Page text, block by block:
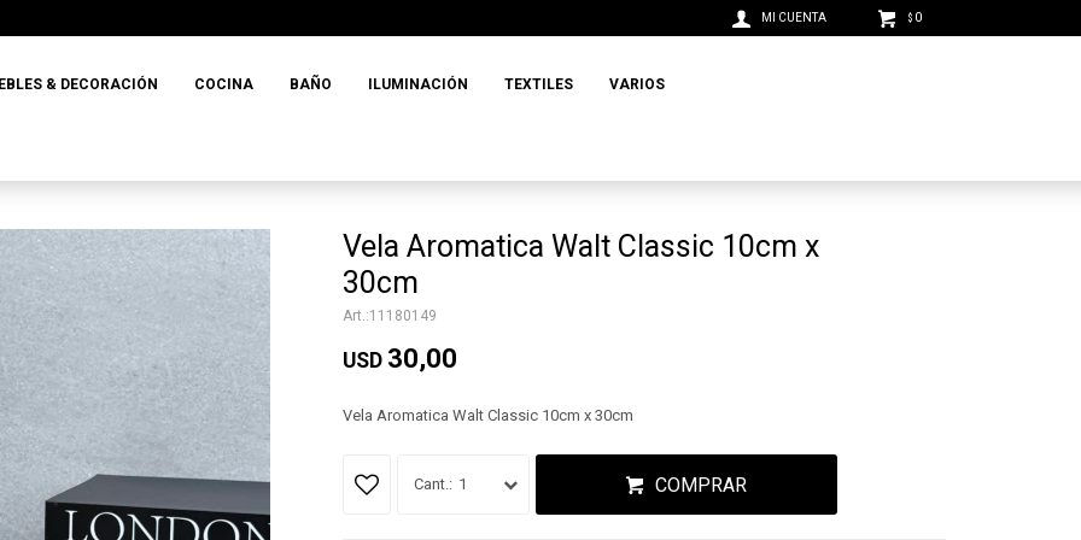
& DECORACIÓN COCINA BAÑO ILUMINACIÓN TEXTILES VARIOS
$ 0
Vela Aromatica Walt Classic 10cm x
30cm
11180149
USD 30,00
Vela Aromatica Walt Classic 10cm x 30cm
1 COMPRAR